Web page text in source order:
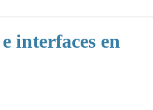
interfaces en